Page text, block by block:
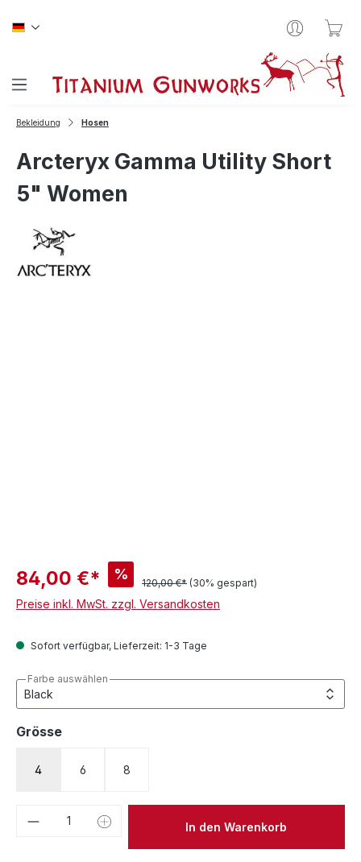
Bekleidung Hosen
Arcteryx Gamma Utility Short
5" Women
84,00 €* %
120,00 €* (30% gespart)
Preise inkl. MwSt. zzgl. Versandkosten
Sofort verfügbar, Lieferzeit: 1-3 Tage
Farbe auswählen
Grösseauswählen
4 6 8
Produkt Anzahl: Gib denIn den Warenkorb